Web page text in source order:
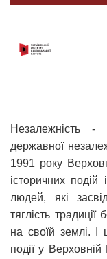
Незалежність
державної
1991 року
історичних
людей, які
тяглість
на своїй землі. І
події у